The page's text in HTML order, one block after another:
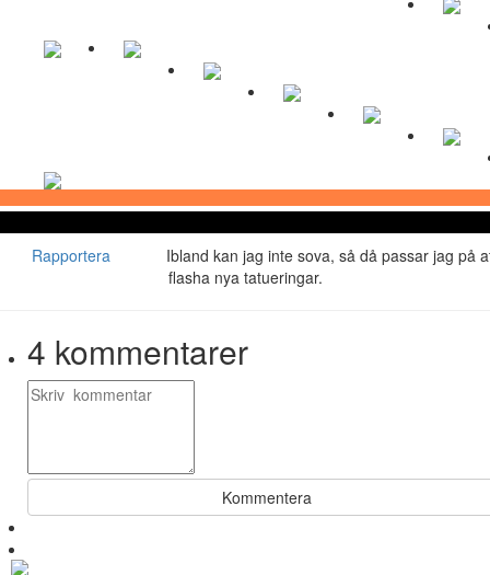
Rapportera
Ibland kan jag inte sova, så då passar jag på
flasha nya tatueringar.
4 kommentarer
Kommentera